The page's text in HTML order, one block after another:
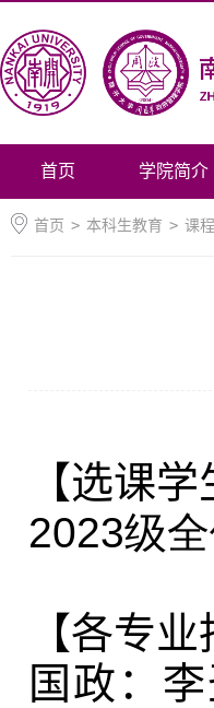
首页 学院简介
首页 > 本科生教育 > 课
【选课
2023级
【各专
国政：